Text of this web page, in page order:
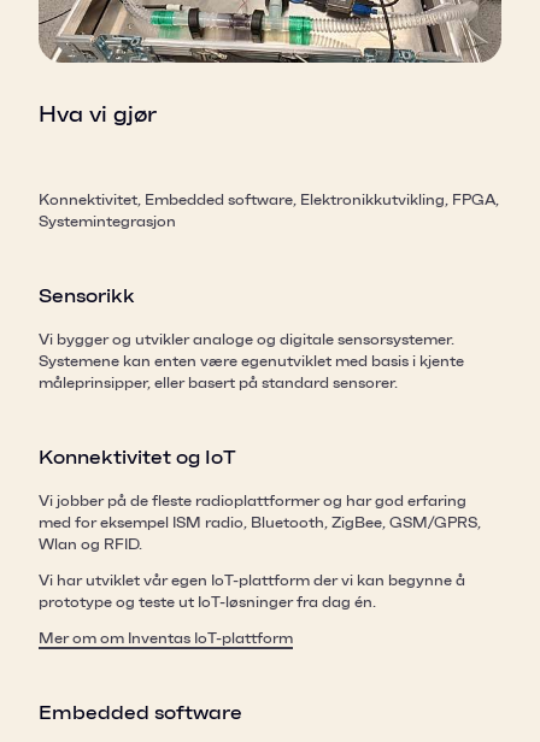
Hva vi gjør
Konnektivitet, Embedded software, Elektronikkutvikling, FPGA,
Systemintegrasjon
Sensorikk
Vi bygger og utvikler analoge og digitale sensorsystemer.
Systemene kan enten være egenutviklet med basis i kjente
måleprinsipper, eller basert på standard sensorer.
Konnektivitet og IoT
Vi jobber på de fleste radioplattformer og har god erfaring
med for eksempel ISM radio, Bluetooth, ZigBee, GSM/GPRS,
Wlan og RFID.
Vi har utviklet vår egen IoT-plattform der vi kan begynne å
prototype og teste ut IoT-løsninger fra dag én.
Mer om om Inventas IoT-plattform
Embedded software